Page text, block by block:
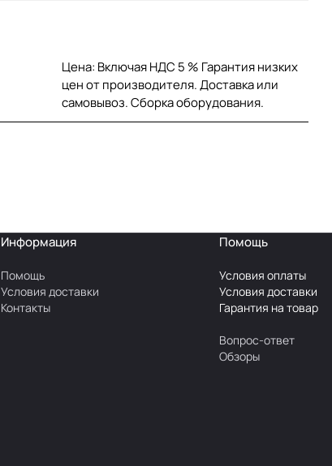
Цена: Включая НДС 5 % Гарантия низких
цен от производителя. Доставка или
самовывоз. Сборка оборудования.
Информация
Помощь
Условия доставки
Контакты
Помощь
Условия оплаты
Условия доставки
Гарантия на товар
Вопрос-ответ
Обзоры